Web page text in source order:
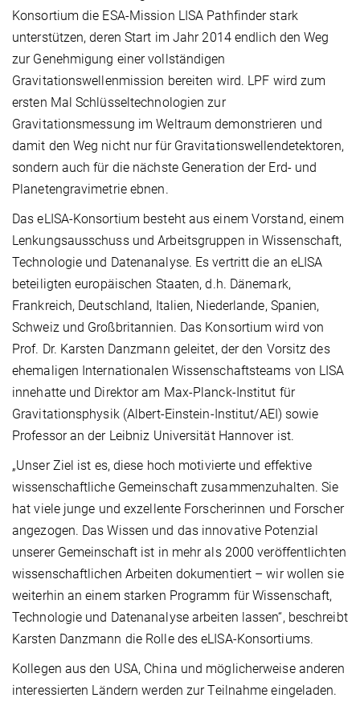
Konsortium die ESA-Mission LISA Pathfinder stark
unterstützen, deren Start im Jahr 2014 endlich den Weg
zur Genehmigung einer vollständigen
Gravitationswellenmission bereiten wird. LPF wird zum
ersten Mal Schlüsseltechnologien zur
Gravitationsmessung im Weltraum demonstrieren und
damit den Weg nicht nur für Gravitationswellendetektoren,
sondern auch für die nächste Generation der Erd- und
Planetengravimetrie ebnen.
Das eLISA-Konsortium besteht aus einem Vorstand, einem
Lenkungsausschuss und Arbeitsgruppen in Wissenschaft,
Technologie und Datenanalyse. Es vertritt die an eLISA
beteiligten europäischen Staaten, d.h. Dänemark,
Frankreich, Deutschland, Italien, Niederlande, Spanien,
Schweiz und Großbritannien. Das Konsortium wird von
Prof. Dr. Karsten Danzmann geleitet, der den Vorsitz des
ehemaligen Internationalen Wissenschaftsteams von LISA
innehatte und Direktor am Max-Planck-Institut für
Gravitationsphysik (Albert-Einstein-Institut/AEI) sowie
Professor an der Leibniz Universität Hannover ist.
„Unser Ziel ist es, diese hoch motivierte und effektive
wissenschaftliche Gemeinschaft zusammenzuhalten. Sie
hat viele junge und exzellente Forscherinnen und Forscher
angezogen. Das Wissen und das innovative Potenzial
unserer Gemeinschaft ist in mehr als 2000 veröffentlichten
wissenschaftlichen Arbeiten dokumentiert – wir wollen sie
weiterhin an einem starken Programm für Wissenschaft,
Technologie und Datenanalyse arbeiten lassen“, beschreibt
Karsten Danzmann die Rolle des eLISA-Konsortiums.
Kollegen aus den USA, China und möglicherweise anderen
interessierten Ländern werden zur Teilnahme eingeladen.